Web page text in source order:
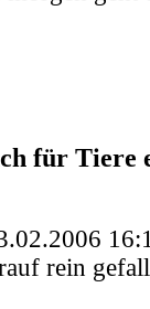
für Tiere
rein